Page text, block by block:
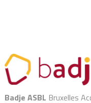
Badje ASBL Bruxelles